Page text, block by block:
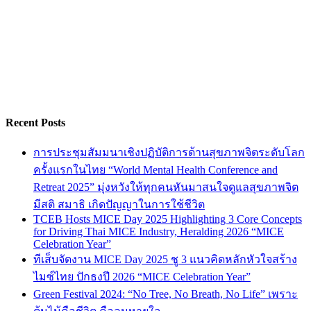
Recent Posts
การประชุมสัมมนาเชิงปฏิบัติการด้านสุขภาพจิตระดับโลก
ครั้งแรกในไทย “World Mental Health Conference and
Retreat 2025” มุ่งหวังให้ทุกคนหันมาสนใจดูแลสุขภาพจิต
มีสติ สมาธิ เกิดปัญญาในการใช้ชีวิต
TCEB Hosts MICE Day 2025 Highlighting 3 Core Concepts
for Driving Thai MICE Industry, Heralding 2026 “MICE
Celebration Year”
ทีเส็บจัดงาน MICE Day 2025 ชู 3 แนวคิดหลักหัวใจสร้าง
ไมซ์ไทย ปักธงปี 2026 “MICE Celebration Year”
Green Festival 2024: “No Tree, No Breath, No Life” เพราะ